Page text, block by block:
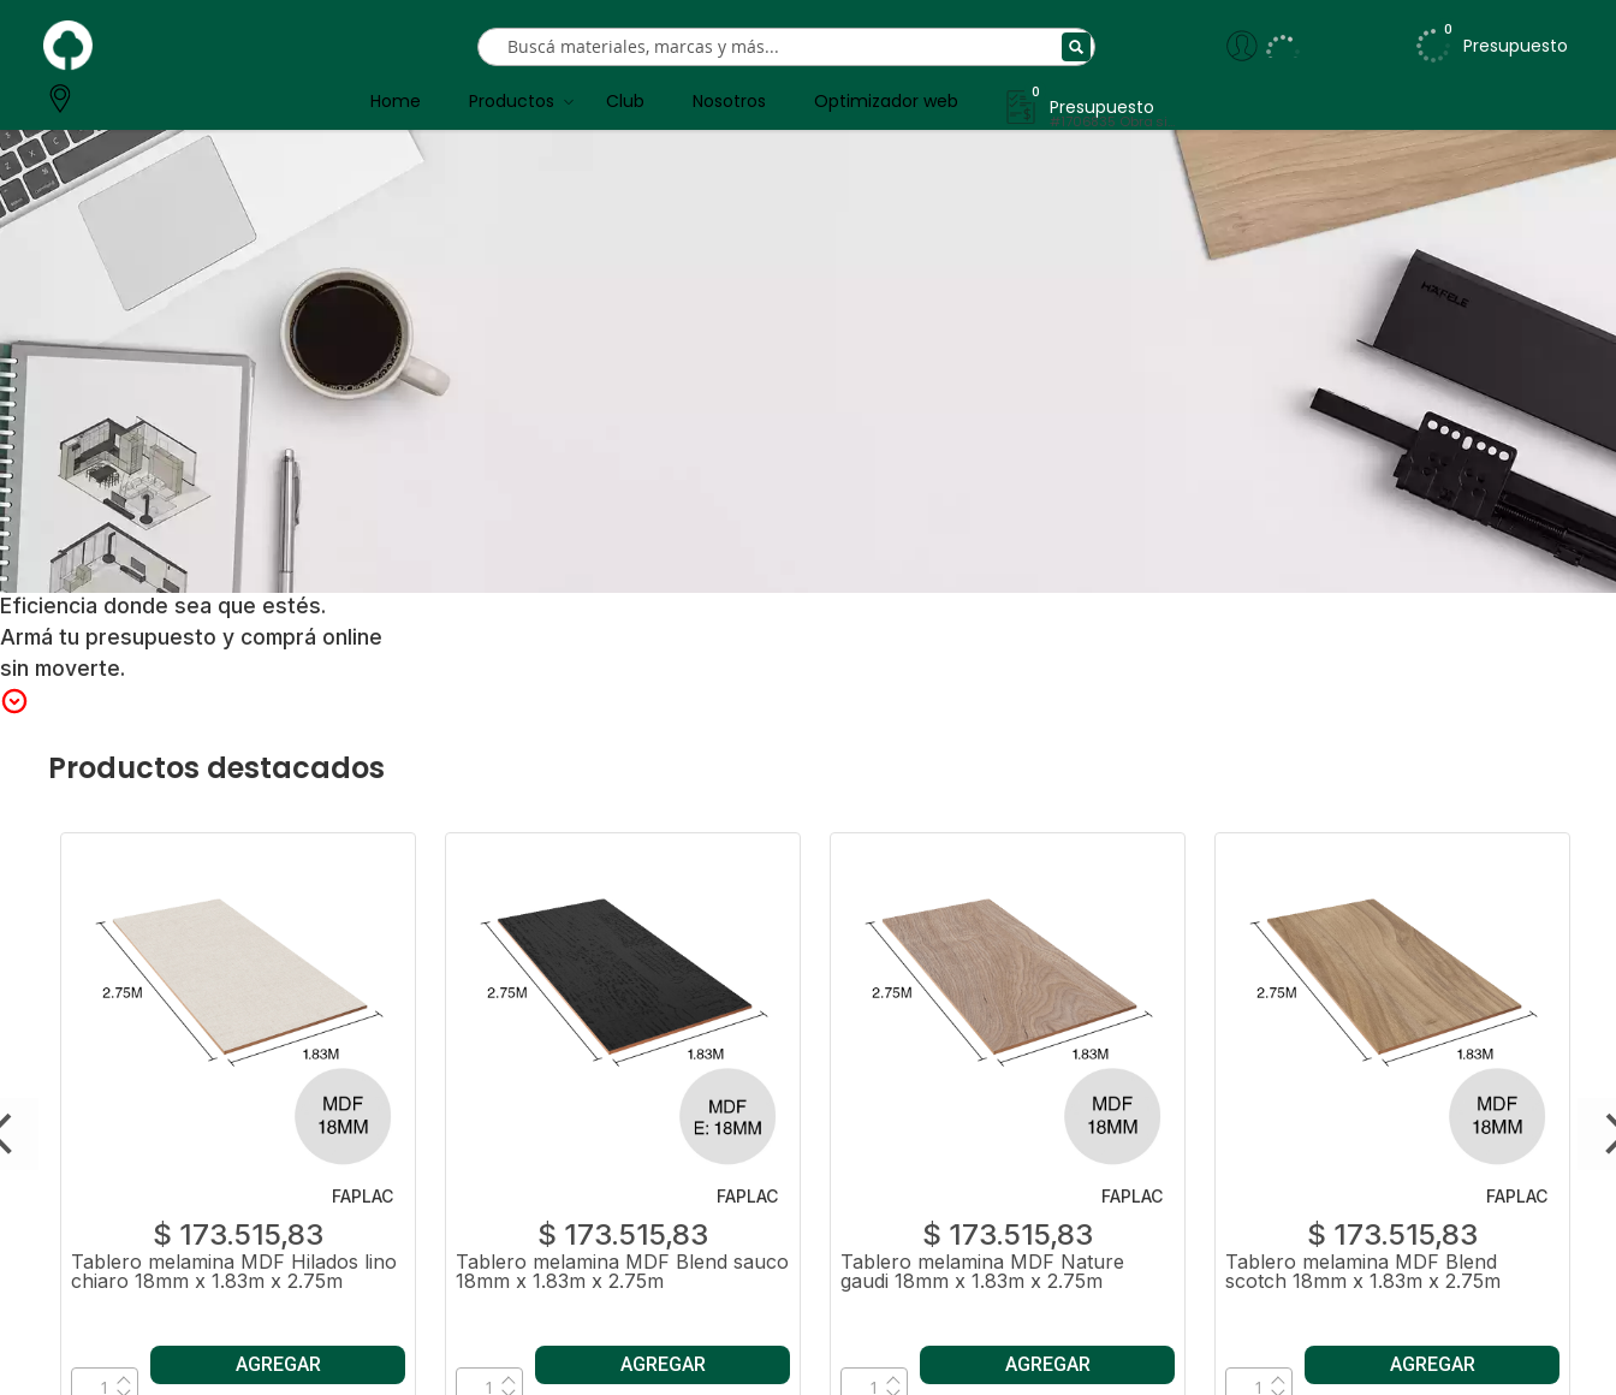
0
Presupuesto
Home Productos Club Nosotros Optimizador web 0
Presupuesto
#1706835 Obra sin nombre
Eficiencia donde sea que estés.
Armá tu presupuesto y comprá online
sin moverte.
Productos destacados
FAPLAC
$ 173.515,83
Tablero melamina MDF Hilados lino
chiaro 18mm x 1.83m x 2.75m
AGREGAR
FAPLAC
$ 173.515,83
Tablero melamina MDF Blend sauco
18mm x 1.83m x 2.75m
AGREGAR
FAPLAC
$ 173.515,83
Tablero melamina MDF Nature
gaudi 18mm x 1.83m x 2.75m
AGREGAR
FAPLAC
$ 173.515,83
Tablero melamina MDF Blend
scotch 18mm x 1.83m x 2.75m
AGREGAR